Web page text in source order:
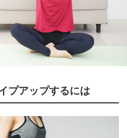
プアップするには